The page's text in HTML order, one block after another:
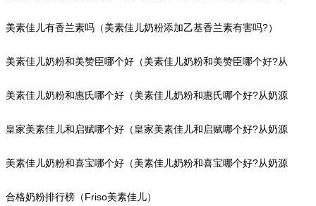
奶源地上看）
美素佳儿有香兰素吗（美素佳儿奶粉添加乙基香兰素有害吗?）
美素佳儿奶粉和美赞臣哪个好（美素佳儿奶粉和美赞臣哪个好?从
奶源地比较）
美素佳儿奶粉和惠氏哪个好（美素佳儿奶粉和惠氏哪个好?从奶源
地看）
皇家美素佳儿和启赋哪个好（皇家美素佳儿和启赋哪个好?从奶源
地比较）
美素佳儿奶粉和喜宝哪个好（美素佳儿奶粉和喜宝哪个好?从奶源
地上比较）
合格奶粉排行榜（Friso美素佳儿）